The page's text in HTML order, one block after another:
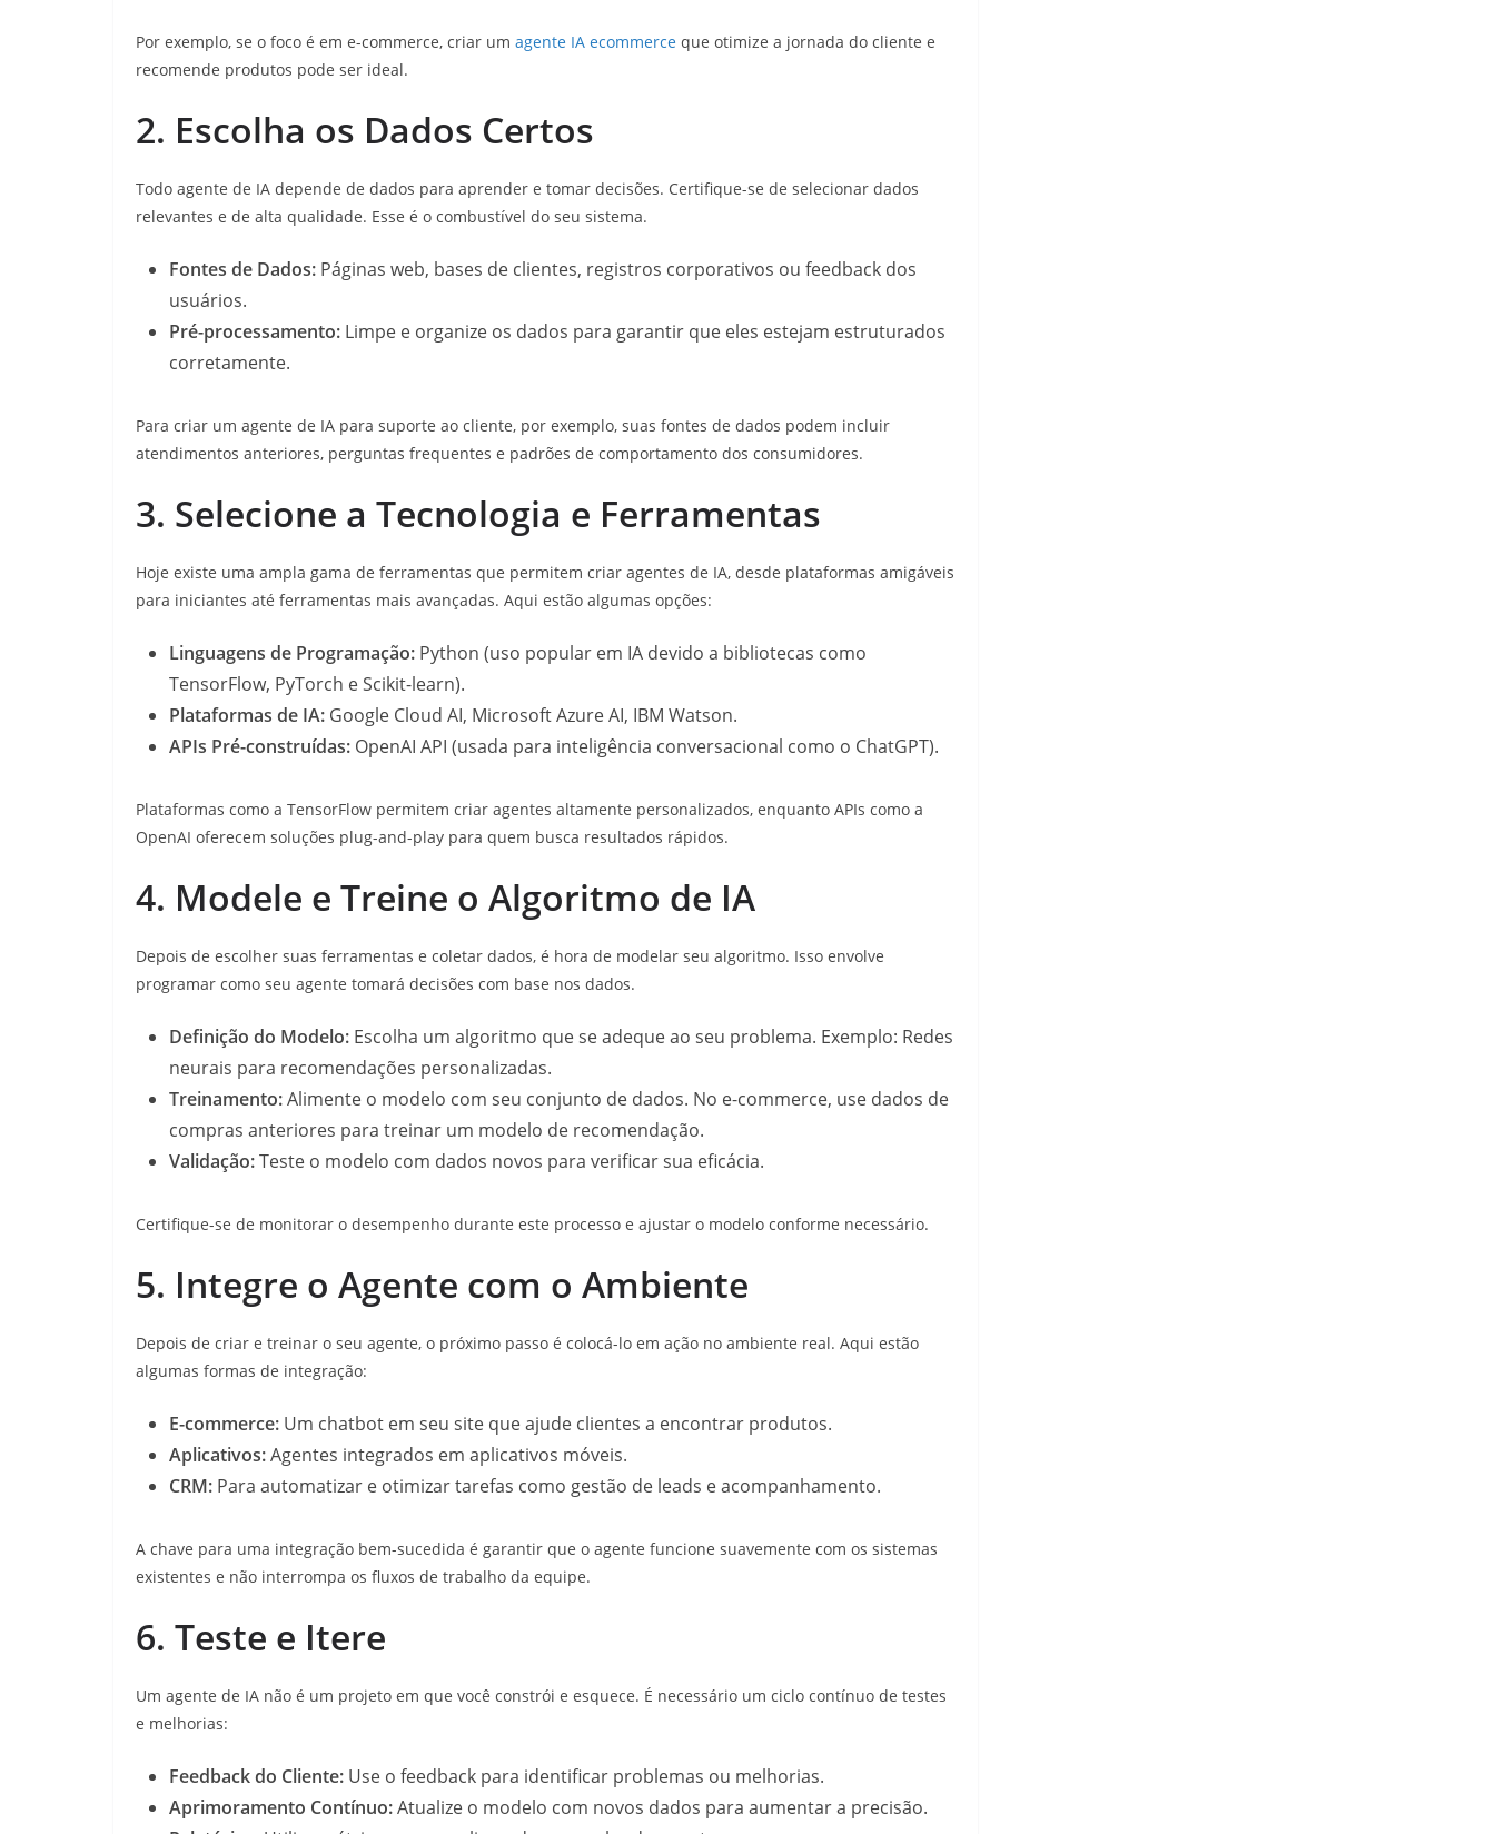
Por exemplo, se o foco é em e-commerce, criar um agente IA ecommerce que otimize a jornada do cliente e
recomende produtos pode ser ideal.
2. Escolha os Dados Certos
Todo agente de IA depende de dados para aprender e tomar decisões. Certifique-se de selecionar dados
relevantes e de alta qualidade. Esse é o combustível do seu sistema.
Fontes de Dados: Páginas web, bases de clientes, registros corporativos ou feedback dos
usuários.
Pré-processamento: Limpe e organize os dados para garantir que eles estejam estruturados
corretamente.
Para criar um agente de IA para suporte ao cliente, por exemplo, suas fontes de dados podem incluir
atendimentos anteriores, perguntas frequentes e padrões de comportamento dos consumidores.
3. Selecione a Tecnologia e Ferramentas
Hoje existe uma ampla gama de ferramentas que permitem criar agentes de IA, desde plataformas amigáveis
para iniciantes até ferramentas mais avançadas. Aqui estão algumas opções:
Linguagens de Programação: Python (uso popular em IA devido a bibliotecas como
TensorFlow, PyTorch e Scikit-learn).
Plataformas de IA: Google Cloud AI, Microsoft Azure AI, IBM Watson.
APIs Pré-construídas: OpenAI API (usada para inteligência conversacional como o ChatGPT).
Plataformas como a TensorFlow permitem criar agentes altamente personalizados, enquanto APIs como a
OpenAI oferecem soluções plug-and-play para quem busca resultados rápidos.
4. Modele e Treine o Algoritmo de IA
Depois de escolher suas ferramentas e coletar dados, é hora de modelar seu algoritmo. Isso envolve
programar como seu agente tomará decisões com base nos dados.
Definição do Modelo: Escolha um algoritmo que se adeque ao seu problema. Exemplo: Redes
neurais para recomendações personalizadas.
Treinamento:Alimente o modelo com seu conjunto de dados. No e-commerce, use dados de
compras anteriores para treinar um modelo de recomendação.
Validação:Teste o modelo com dados novos para verificar sua eficácia.
Certifique-se de monitorar o desempenho durante este processo e ajustar o modelo conforme necessário.
5. Integre o Agente com o Ambiente
Depois de criar e treinar o seu agente, o próximo passo é colocá-lo em ação no ambiente real. Aqui estão
algumas formas de integração:
E-commerce: Um chatbot em seu site que ajude clientes a encontrar produtos.
Aplicativos:Agentes integrados em aplicativos móveis.
CRM: Para automatizar e otimizar tarefas como gestão de leads e acompanhamento.
A chave para uma integração bem-sucedida é garantir que o agente funcione suavemente com os sistemas
existentes e não interrompa os fluxos de trabalho da equipe.
6. Teste e Itere
Um agente de IA não é um projeto em que você constrói e esquece. É necessário um ciclo contínuo de testes
e melhorias:
Feedback do Cliente: Use o feedback para identificar problemas ou melhorias.
Aprimoramento Contínuo:Atualize o modelo com novos dados para aumentar a precisão.